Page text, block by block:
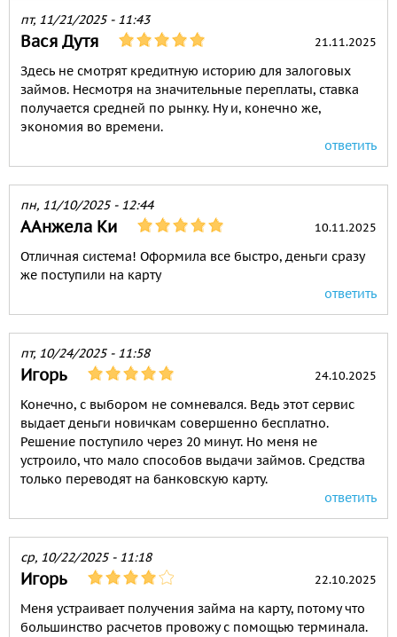
пт, 11/21/2025 - 11:43
Вася Дутя 21.11.2025
Здесь не смотрят кредитную историю для залоговых
займов. Несмотря на значительные переплаты, ставка
получается средней по рынку. Ну и, конечно же,
экономия во времени.
ответить
пн, 11/10/2025 - 12:44
ААнжела Ки 10.11.2025
Отличная система! Оформила все быстро, деньги сразу
же поступили на карту
ответить
пт, 10/24/2025 - 11:58
Игорь 24.10.2025
Конечно, с выбором не сомневался. Ведь этот сервис
выдает деньги новичкам совершенно бесплатно.
Решение поступило через 20 минут. Но меня не
устроило, что мало способов выдачи займов. Средства
только переводят на банковскую карту.
ответить
ср, 10/22/2025 - 11:18
Игорь 22.10.2025
Меня устраивает получения займа на карту, потому что
большинство расчетов провожу с помощью терминала.